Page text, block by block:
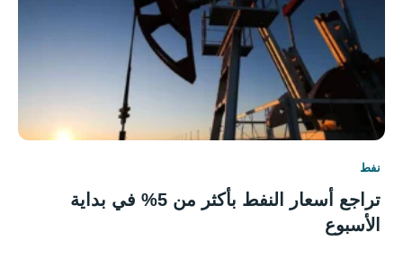
نفط
تراجع أسعار النفط بأكثر من 5% في بداية
الأسبوع